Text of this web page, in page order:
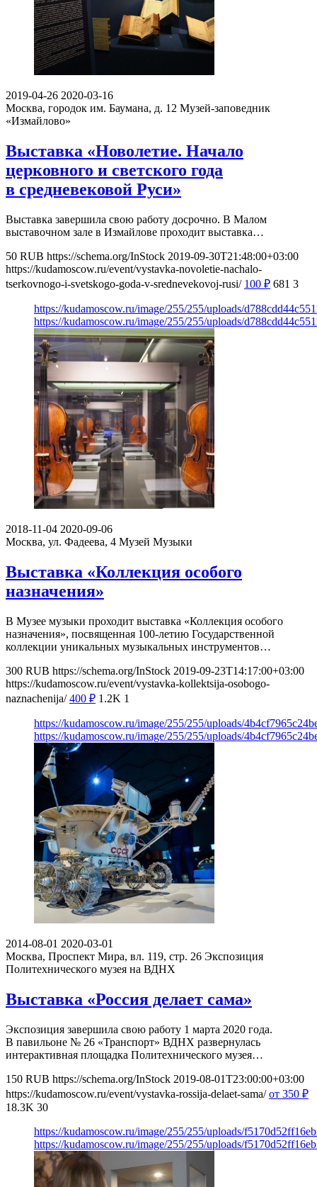
2019-04-26 2020-03-16
Москва, городок им. Баумана, д. 12 Музей-заповедник
«Измайлово»
Выставка «Новолетие. Начало
церковного и светского года
в средневековой Руси»
Выставка завершила свою работу досрочно. В Малом
выставочном зале в Измайлове проходит выставка…
50 RUB https://schema.org/InStock 2019-09-30T21:48:00+03:00
https://kudamoscow.ru/event/vystavka-novoletie-nachalo-
tserkovnogo-i-svetskogo-goda-v-srednevekovoj-rusi/ 100 ₽ 681 3
https://kudamoscow.ru/image/255/255/uploads/
https://kudamoscow.ru/image/255/255/uploads/
2018-11-04 2020-09-06
Москва, ул. Фадеева, 4 Музей Музыки
Выставка «Коллекция особого
назначения»
В Музее музыки проходит выставка «Коллекция особого
назначения», посвященная 100-летию Государственной
коллекции уникальных музыкальных инструментов…
300 RUB https://schema.org/InStock 2019-09-23T14:17:00+03:00
https://kudamoscow.ru/event/vystavka-kollektsija-osobogo-
naznachenija/ 400 ₽ 1.2K 1
https://kudamoscow.ru/image/255/255/uploads/
https://kudamoscow.ru/image/255/255/uploads/
2014-08-01 2020-03-01
Москва, Проспект Мира, вл. 119, стр. 26 Экспозиция
Политехнического музея на ВДНХ
Выставка «Россия делает сама»
Экспозиция завершила свою работу 1 марта 2020 года.
В павильоне № 26 «Транспорт» ВДНХ развернулась
интерактивная площадка Политехнического музея…
150 RUB https://schema.org/InStock 2019-08-01T23:00:00+03:00
https://kudamoscow.ru/event/vystavka-rossija-delaet-sama/ от 350 ₽
18.3K 30
https://kudamoscow.ru/image/255/255/uploads/
https://kudamoscow.ru/image/255/255/uploads/